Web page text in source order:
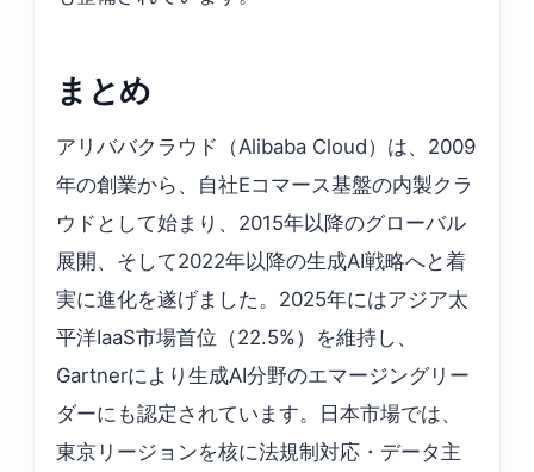
まとめ
アリババクラウド（Alibaba Cloud）は、2009
年の創業から、自社Eコマース基盤の内製クラ
ウドとして始まり、2015年以降のグローバル
展開、そして2022年以降の生成AI戦略へと着
実に進化を遂げました。2025年にはアジア太
平洋IaaS市場首位（22.5%）を維持し、
Gartnerにより生成AI分野のエマージングリー
ダーにも認定されています。日本市場では、
東京リージョンを核に法規制対応・データ主